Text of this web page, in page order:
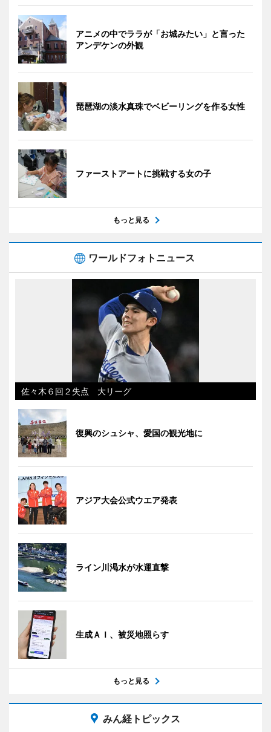
アニメの中でララが「お城みたい」と言った
アンデケンの外観
琵琶湖の淡水真珠でベビーリングを作る女性
ファーストアートに挑戦する女の子
もっと見る
ワールドフォトニュース
佐々木６回２失点 大リーグ
復興のシュシャ、愛国の観光地に
アジア大会公式ウエア発表
ライン川渇水が水運直撃
生成ＡＩ、被災地照らす
もっと見る
みん経トピックス